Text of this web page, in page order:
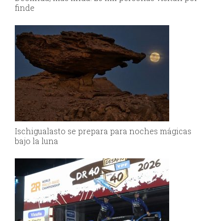
finde
Ischigualasto se prepara para noches mágicas
bajo la luna